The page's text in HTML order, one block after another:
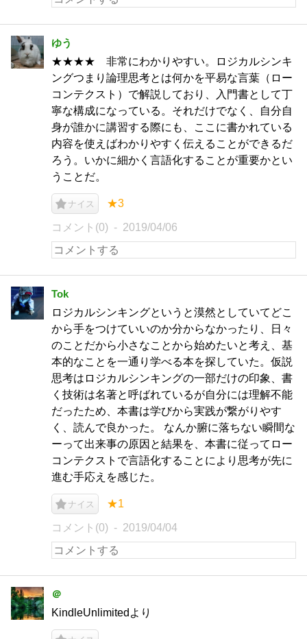
ゆう
★★★★ 非常にわかりやすい。ロジカルシンキ
ングつまり論理思考とは何かを平易な言葉（ロー
コンテクスト）で解説しており、入門書として丁
寧な構成になっている。それだけでなく、自分自
身が誰かに講習する際にも、ここに書かれている
内容を使えばわかりやすく伝えることができるだ
ろう。いかに細かく言語化することが重要かとい
うことだ。
ナイス ★3
コメント(0) 2019/04/06
Tok
ロジカルシンキングというと漠然としていてどこ
から手をつけていいのか分からなかったり、日々
のことだから小さなことから始めたいと考え、基
本的なことを一通り学べる本を探していた。仮説
思考はロジカルシンキングの一部だけの印象、書
く技術は名著と呼ばれているが自分には理解不能
だったため、本書は学びから実践が繋がりやす
く、読んで良かった。 なんか腑に落ちない瞬間な
ーって出来事の原因と結果を、本書に従ってロー
コンテクストで言語化することにより思考が先に
進む手応えを感じた。
ナイス ★1
コメント(0) 2019/04/04
＠
KindleUnlimitedより